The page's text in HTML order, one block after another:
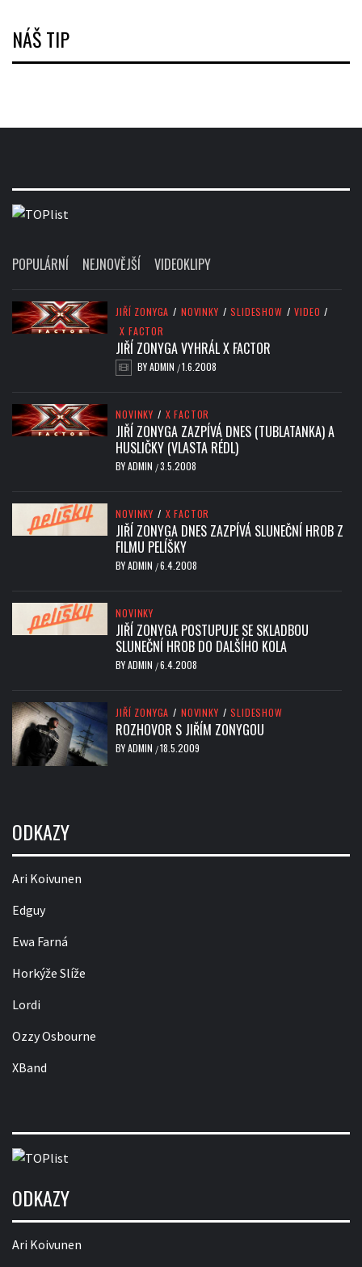
NÁŠ TIP
POPULÁRNÍ NEJNOVĚJŠÍ VIDEOKLIPY
JIŘÍ ZONYGA / NOVINKY / SLIDESHOW / VIDEO /
X FACTOR
JIŘÍ ZONYGA VYHRÁL X FACTOR
BYADMIN /1.6.2008
NOVINKY / X FACTOR
JIŘÍ ZONYGA ZAZPÍVÁ DNES (TUBLATANKA) A
HUSLIČKY (VLASTA RÉDL)
BYADMIN /3.5.2008
NOVINKY / X FACTOR
JIŘÍ ZONYGA DNES ZAZPÍVÁ SLUNEČNÍ HROB Z
FILMU PELÍŠKY
BYADMIN /6.4.2008
NOVINKY
JIŘÍ ZONYGA POSTUPUJE SE SKLADBOU
SLUNEČNÍ HROB DO DALŠÍHO KOLA
BYADMIN /6.4.2008
JIŘÍ ZONYGA / NOVINKY / SLIDESHOW
ROZHOVOR S JIŘÍM ZONYGOU
BYADMIN /18.5.2009
ODKAZY
Ari Koivunen
Edguy
Ewa Farná
Horkýže Slíže
Lordi
Ozzy Osbourne
XBand
ODKAZY
Ari Koivunen